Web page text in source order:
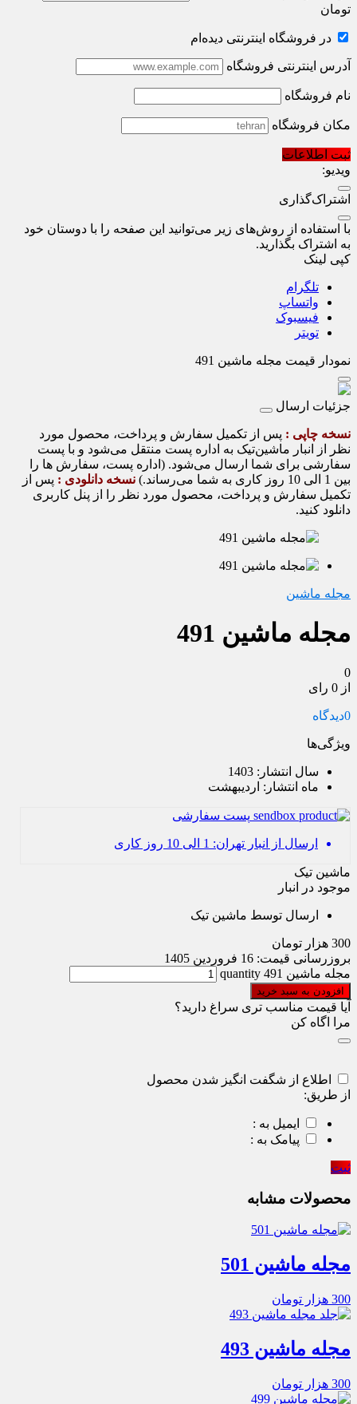
تومان
در فروشگاه اینترنتی دیده‌ام
آدرس اینترنتی فروشگاه
نام فروشگاه
مکان فروشگاه
ثبت اطلاعات
ویدیو:
اشتراک‌گذاری
با استفاده از روش‌های زیر می‌توانید این صفحه را با دوستان خود
به اشتراک بگذارید.
کپی لینک
تلگرام
واتساپ
فیسبوک
تویتر
نمودار قیمت مجله ماشین 491
جزئیات ارسال
نسخه چاپی : پس از تکمیل سفارش و پرداخت، محصول مورد
نظر از انبار ماشین‌تیک به اداره پست منتقل می‌شود و با پست
سفارشی برای شما ارسال می‌شود. (اداره پست، سفارش ها را
بین 1 الی 10 روز کاری به شما می‌رساند.)
نسخه دانلودی : پس از
تکمیل سفارش و پرداخت، محصول مورد نظر را از پنل کاربری
دانلود کنید.
مجله ماشین
مجله ماشین 491
0
از 0 رای
0دیدگاه
ویژگی‌ها
سال انتشار: 1403
ماه انتشار: اردیبهشت
پست سفارشی
ارسال از انبار تهران: 1 الی 10 روز کاری
ماشین تیک
موجود در انبار
ارسال توسط ماشین تیک
300 هزار تومان
بروزرسانی قیمت: 16 فروردین 1405
مجله ماشین 491 quantity
افزودن به سبد خرید
آیا قیمت مناسب تری سراغ دارید؟
مرا اگاه کن
اطلاع از شگفت انگیز شدن محصول
از طریق:
ایمیل به :
پیامک به :
ثبت
محصولات مشابه
مجله ماشین 501
300 هزار تومان
مجله ماشین 493
300 هزار تومان